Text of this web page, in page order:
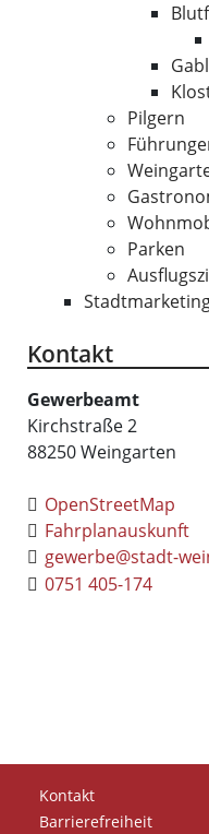
Pilgern
Parken
Kontakt
Gewerbeamt
Kirchstraße 2
88250Weingarten
OpenStreetMap
Fahrplanauskunft
gewerbe@stadt-
0751 405-174
Kontakt
Barrierefreiheit